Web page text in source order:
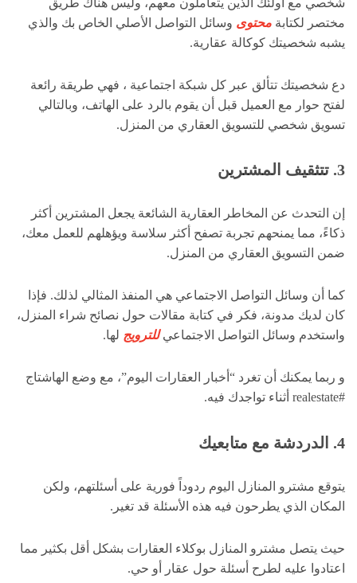
مختصر لكتابة محتوى وسائل التواصل الأصلي الخاص بك والذي
يشبه شخصيتك كوكالة عقارية.
دع شخصيتك تتألق عبر كل شبكة اجتماعية ، فهي طريقة رائعة
لفتح حوار مع العميل قبل أن يقوم بالرد على الهاتف، وبالتالي
تسويق شخصي للتسويق العقاري من المنزل.
3. تتثقيف المشترين
إن التحدث عن المخاطر العقارية الشائعة يجعل المشترين أكثر
ذكاءً، مما يمنحهم تجربة تصفح أكثر سلاسة ويؤهلهم للعمل معك،
ضمن التسويق العقاري من المنزل.
كما أن وسائل التواصل الاجتماعي هي المنفذ المثالي لذلك. فإذا
كان لديك مدونة، فكر في كتابة مقالات حول نصائح شراء المنزل،
واستخدم وسائل التواصل الاجتماعيللترويج لها.
و ربما يمكنك أن تغرد “أخبار العقارات اليوم”، مع وضع الهاشتاج
#realestate أثناء تواجدك فيه.
4. الدردشة مع متابعيك
يتوقع مشترو المنازل اليوم ردوداً فورية على أسئلتهم، ولكن
المكان الذي يطرحون فيه هذه الأسئلة قد تغير.
حيث يتصل مشترو المنازل بوكلاء العقارات بشكل أقل بكثير مما
اعتادوا عليه لطرح أسئلة حول عقار أو حي.